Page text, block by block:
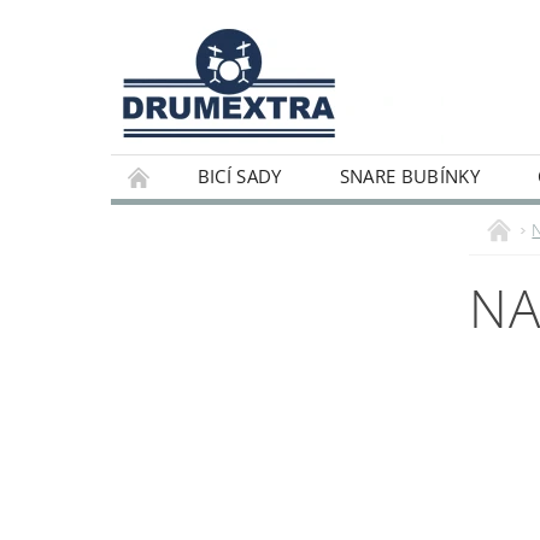
BICÍ SADY SNARE BUBÍNKY